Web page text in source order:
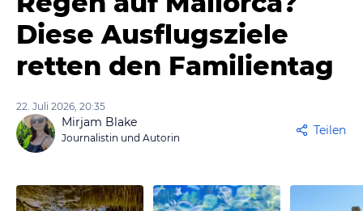
Diese Ausflugsziele
retten den Familientag
22. Juli 2026, 20:35
Mirjam Blake
Journalistin und Autorin
Teilen